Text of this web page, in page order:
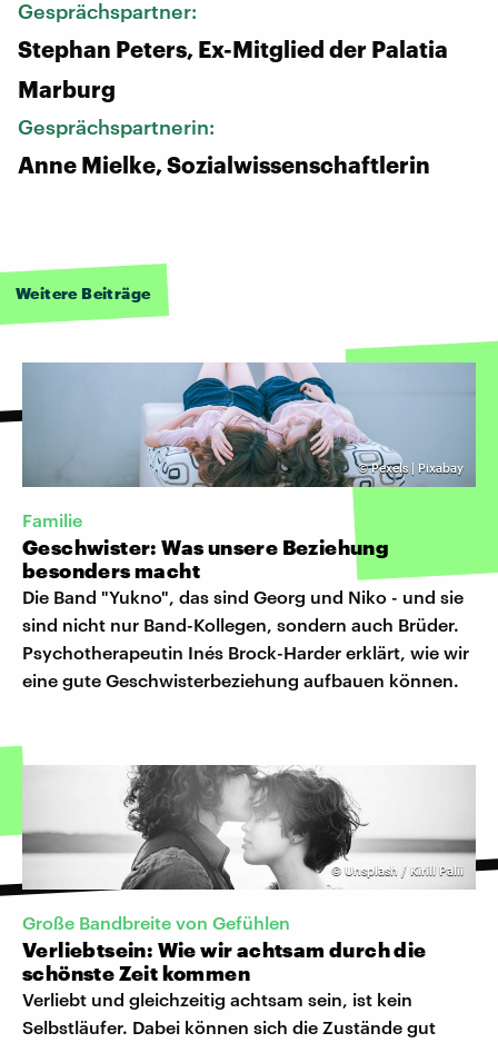
Gesprächspartner:
Stephan Peters, Ex-Mitglied der Palatia
Marburg
Gesprächspartnerin:
Anne Mielke, Sozialwissenschaftlerin
Weitere Beiträge
©Pexels | Pixabay
Familie
Geschwister: Was unsere Beziehung
besonders macht
Die Band "Yukno", das sind Georg und Niko - und sie
sind nicht nur Band-Kollegen, sondern auch Brüder.
Psychotherapeutin Inés Brock-Harder erklärt, wie wir
eine gute Geschwisterbeziehung aufbauen können.
© Unsplash / Kirill Palii
Große Bandbreite von Gefühlen
Verliebtsein: Wie wir achtsam durch die
schönste Zeit kommen
Verliebt und gleichzeitig achtsam sein, ist kein
Selbstläufer. Dabei können sich die Zustände gut